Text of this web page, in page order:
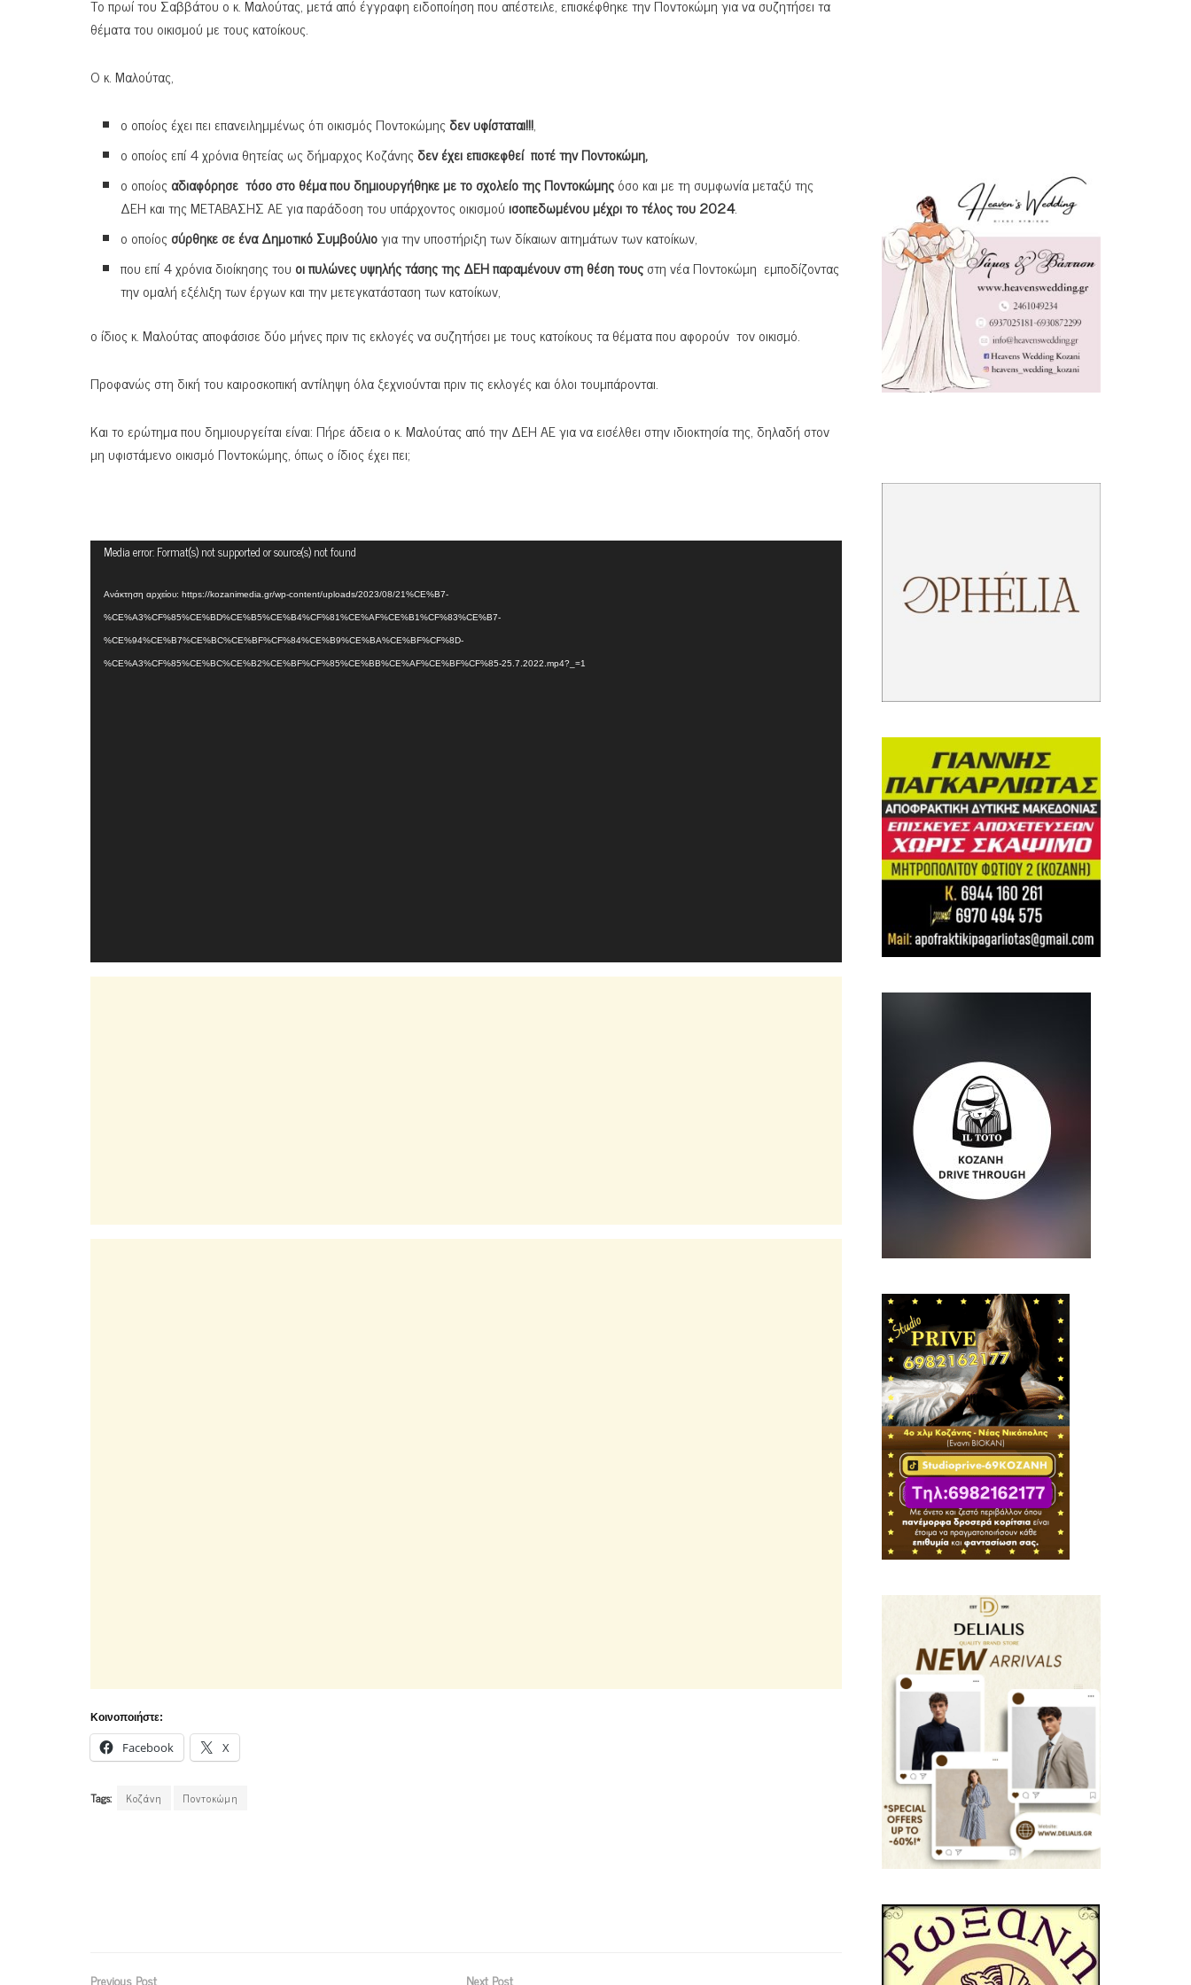
Το πρωί του Σαββάτου ο κ. Μαλούτας, μετά από έγγραφη ειδοποίηση που απέστειλε, επισκέφθηκε την Ποντοκώμη για να συζητήσει τα
θέματα του οικισμού με τους κατοίκους.
Ο κ. Μαλούτας,
ο οποίος έχει πει επανειλημμένως ότι οικισμός Ποντοκώμηςδεν υφίσταται!!!,
ο οποίος επί 4 χρόνια θητείας ως δήμαρχος Κοζάνηςδεν έχει επισκεφθεί ποτέ την Ποντοκώμη,
ο οποίοςαδιαφόρησε τόσο στο θέμα που δημιουργήθηκε με το σχολείο της Ποντοκώμηςόσο και με τη συμφωνία μεταξύ της
ΔΕΗ και της ΜΕΤΑΒΑΣΗΣ ΑΕ για παράδοση του υπάρχοντος οικισμού ισοπεδωμένου μέχρι το τέλος του 2024.
ο οποίοςσύρθηκε σε ένα Δημοτικό Συμβούλιογια την υποστήριξη των δίκαιων αιτημάτων των κατοίκων,
που επί 4 χρόνια διοίκησης του οι πυλώνες υψηλής τάσης της ΔΕΗ παραμένουν στη θέση τουςστη νέα Ποντοκώμη εμποδίζοντας
την ομαλή εξέλιξη των έργων και την μετεγκατάσταση των κατοίκων,
ο ίδιος κ. Μαλούτας αποφάσισε δύο μήνες πριν τις εκλογές να συζητήσει με τους κατοίκους τα θέματα που αφορούν τον οικισμό.
Προφανώς στη δική του καιροσκοπική αντίληψη όλα ξεχνιούνται πριν τις εκλογές και όλοι τουμπάρονται.
Και το ερώτημα που δημιουργείται είναι: Πήρε άδεια ο κ. Μαλούτας από την ΔΕΗ ΑΕ για να εισέλθει στην ιδιοκτησία της, δηλαδή στον
μη υφιστάμενο οικισμό Ποντοκώμης, όπως ο ίδιος έχει πει;
Πρόγραμμα
Βίντεο
Media error: Format(s) not supported or source(s) not found
Ανάκτηση αρχείου: https://kozanimedia.gr/wp-content/uploads/2023/08/21%CE%B7-
%CE%A3%CF%85%CE%BD%CE%B5%CE%B4%CF%81%CE%AF%CE%B1%CF%83%CE%B7-
%CE%94%CE%B7%CE%BC%CE%BF%CF%84%CE%B9%CE%BA%CE%BF%CF%8D-
%CE%A3%CF%85%CE%BC%CE%B2%CE%BF%CF%85%CE%BB%CE%AF%CE%BF%CF%85-25.7.2022.mp4?_=1
Κοινοποιήστε:
Facebook X
Tags: Κοζάνη Ποντοκώμη
Previous Post Next Post